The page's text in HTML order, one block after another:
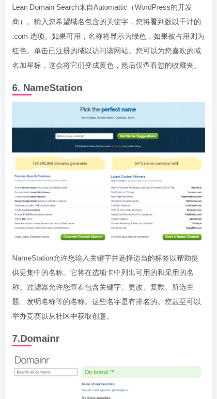
Lean Domain Search来自Automattic（WordPress的开发
商）。输入您希望域名包含的关键字，您将看到数以千计的
.com 选项。如果可用，名称将显示为绿色，如果被占用则为
红色。单击已注册的域以访问该网站。您可以为您喜欢的域
名加星标，这会将它们变成黄色，然后仅查看您的收藏夹。
6. NameStation
NameStation允许您输入关键字并选择适当的标签以帮助提
供更集中的名称。它将在选项卡中列出可用的和采用的名
称。过滤器允许您查看包含关键字、更改、复数、所选主
题、发明名称等的名称。这些名字是有排名的。您甚至可以
举办竞赛以从社区中获取创意。
7.Domainr